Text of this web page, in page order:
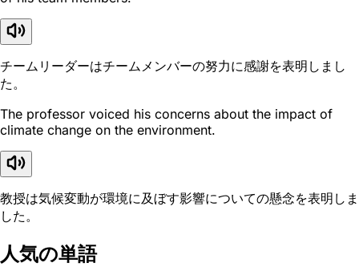
チームリーダーはチームメンバーの努力に感謝を表明しまし
た。
The professor voiced his concerns about the impact of
climate change on the environment.
教授は気候変動が環境に及ぼす影響についての懸念を表明しま
した。
人気の単語